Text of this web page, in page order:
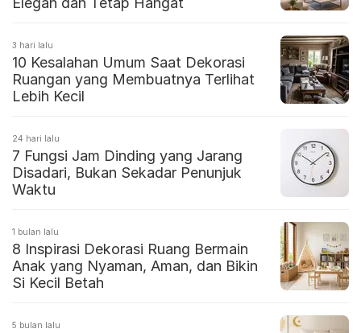
3 hari lalu
10 Kesalahan Umum Saat Dekorasi
Ruangan yang Membuatnya Terlihat
Lebih Kecil
24 hari lalu
7 Fungsi Jam Dinding yang Jarang
Disadari, Bukan Sekadar Penunjuk
Waktu
1 bulan lalu
8 Inspirasi Dekorasi Ruang Bermain
Anak yang Nyaman, Aman, dan Bikin
Si Kecil Betah
5 bulan lalu